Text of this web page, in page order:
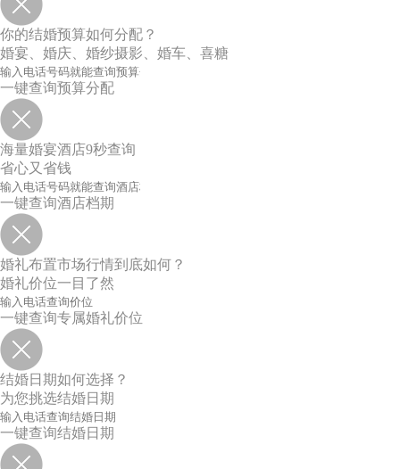
你的结婚预算如何分配？
婚宴、婚庆、婚纱摄影、婚车、喜糖
一键查询预算分配
海量婚宴酒店9秒查询
省心又省钱
一键查询酒店档期
婚礼布置市场行情到底如何？
婚礼价位一目了然
一键查询专属婚礼价位
结婚日期如何选择？
为您挑选结婚日期
一键查询结婚日期